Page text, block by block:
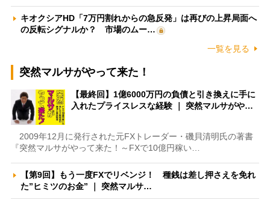
キオクシアHD「7万円割れからの急反発」は再びの上昇局面へ
の反転シグナルか？ 市場のムー…
一覧を見る
突然マルサがやって来た！
【最終回】1億6000万円の負債と引き換えに手に
入れたプライスレスな経験 ｜ 突然マルサがや…
2009年12月に発行された元FXトレーダー・磯貝清明氏の著書
『突然マルサがやって来た！～FXで10億円稼い…
【第9回】もう一度FXでリベンジ！ 種銭は差し押さえを免れ
た”ヒミツのお金” ｜ 突然マルサ…